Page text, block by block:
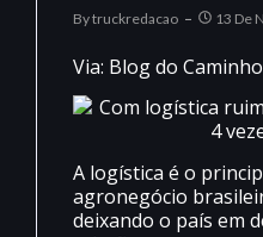
ByTruckredacao 13 De
Via: Blog do
A logística é o
agronegócio
deixando o país em